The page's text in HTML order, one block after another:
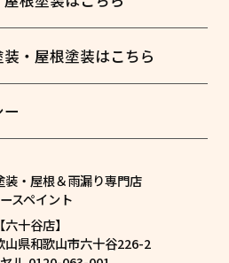
・屋根塗装はこちら
装・屋根＆雨漏り専門店
スペイント
【六十谷店】
山県和歌山市六十谷226-2